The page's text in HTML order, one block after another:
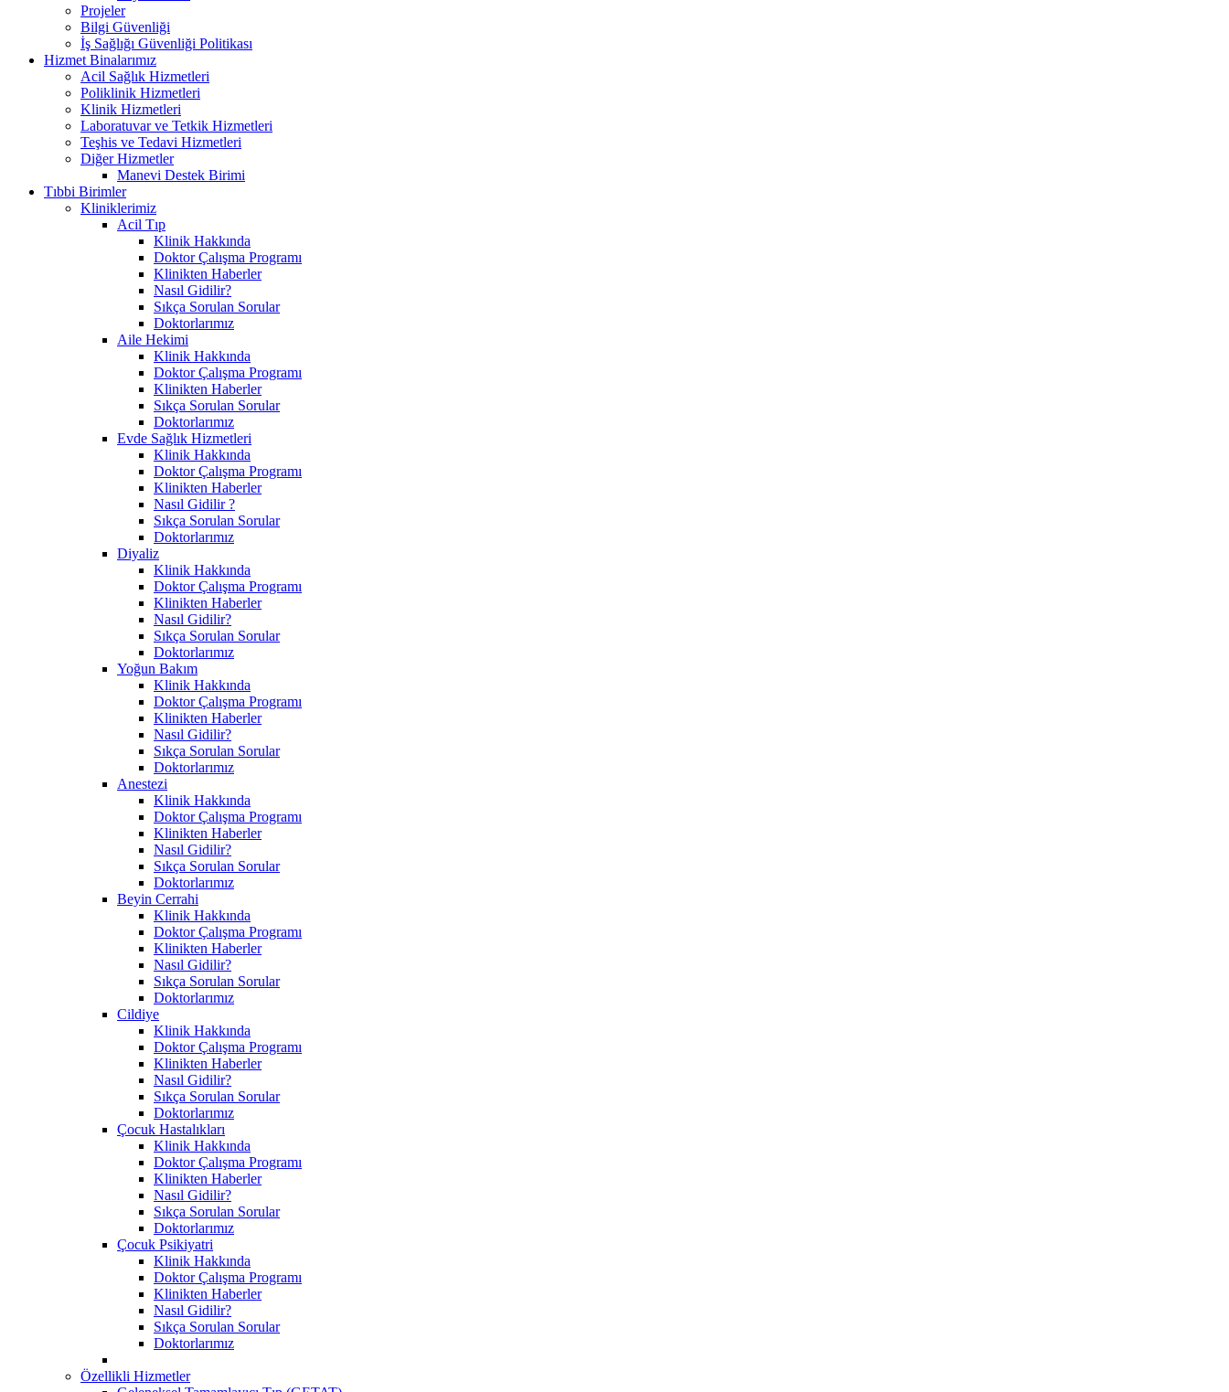
Projeler
Bilgi Güvenliği
İş Sağlığı Güvenliği Politikası
Hizmet Binalarımız
Acil Sağlık Hizmetleri
Poliklinik Hizmetleri
Klinik Hizmetleri
Laboratuvar ve Tetkik Hizmetleri
Teşhis ve Tedavi Hizmetleri
Diğer Hizmetler
Manevi Destek Birimi
Tıbbi Birimler
Kliniklerimiz
Acil Tıp
Klinik Hakkında
Doktor Çalışma Programı
Klinikten Haberler
Nasıl Gidilir?
Sıkça Sorulan Sorular
Doktorlarımız
Aile Hekimi
Klinik Hakkında
Doktor Çalışma Programı
Klinikten Haberler
Sıkça Sorulan Sorular
Doktorlarımız
Evde Sağlık Hizmetleri
Klinik Hakkında
Doktor Çalışma Programı
Klinikten Haberler
Nasıl Gidilir ?
Sıkça Sorulan Sorular
Doktorlarımız
Diyaliz
Klinik Hakkında
Doktor Çalışma Programı
Klinikten Haberler
Nasıl Gidilir?
Sıkça Sorulan Sorular
Doktorlarımız
Yoğun Bakım
Klinik Hakkında
Doktor Çalışma Programı
Klinikten Haberler
Nasıl Gidilir?
Sıkça Sorulan Sorular
Doktorlarımız
Anestezi
Klinik Hakkında
Doktor Çalışma Programı
Klinikten Haberler
Nasıl Gidilir?
Sıkça Sorulan Sorular
Doktorlarımız
Beyin Cerrahi
Klinik Hakkında
Doktor Çalışma Programı
Klinikten Haberler
Nasıl Gidilir?
Sıkça Sorulan Sorular
Doktorlarımız
Cildiye
Klinik Hakkında
Doktor Çalışma Programı
Klinikten Haberler
Nasıl Gidilir?
Sıkça Sorulan Sorular
Doktorlarımız
Çocuk Hastalıkları
Klinik Hakkında
Doktor Çalışma Programı
Klinikten Haberler
Nasıl Gidilir?
Sıkça Sorulan Sorular
Doktorlarımız
Çocuk Psikiyatri
Klinik Hakkında
Doktor Çalışma Programı
Klinikten Haberler
Nasıl Gidilir?
Sıkça Sorulan Sorular
Doktorlarımız
Özellikli Hizmetler